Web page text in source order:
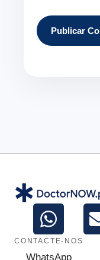
CONTACTE-NOS
WhatsApp